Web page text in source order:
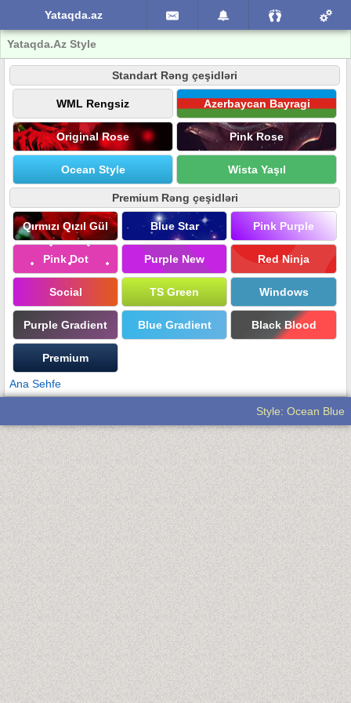
Yataqda.az
Yataqda.Az Style
Standart Rəng çeşidləri
WML Rengsiz Azerbaycan Bayragi
Original Rose Pink Rose
Ocean Style Wista Yaşıl
Premium Rəng çeşidləri
Qırmızı Qızıl Gül Blue Star Pink Purple
Pink Dot Purple New Red Ninja
Social TS Green Windows
Purple Gradient Blue Gradient Black Blood
Premium
Ana Sehfe
Style: Ocean Blue